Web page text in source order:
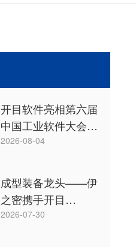
开目软件亮相第六届
中国工业软件大会，
共探“工业软件+
2026-08-04
成型装备龙头——伊
之密携手开目
3DDFM 从设计源头
2026-07-30